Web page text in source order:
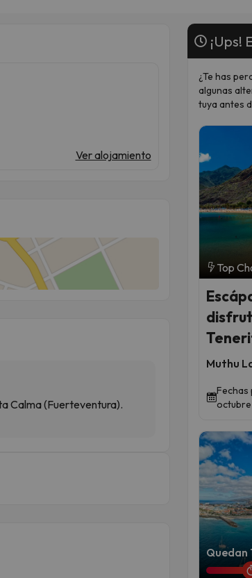
Ver alojamiento
Calma (Fuerteventura).
¡Ups!
¿Te has
algunas
tuya antes
Top
Muthu
Fechas
Quedan